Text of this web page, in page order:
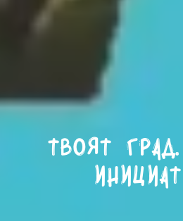
Твоят